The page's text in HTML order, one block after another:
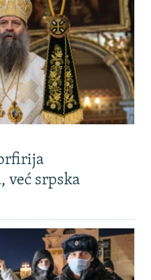
već srpska